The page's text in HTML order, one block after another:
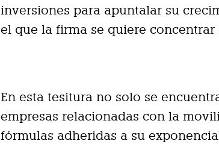
inversiones para apuntalar su
el que la firma se quiere concentrar
En esta tesitura no solo se
empresas relacionadas con la
fórmulas adheridas a su